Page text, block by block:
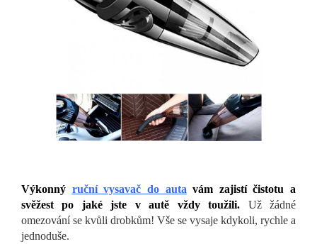
Výkonný ruční vysavač do auta vám zajistí čistotu a
svěžest po jaké jste v autě vždy toužili.
Už žádné
omezování se kvůli drobkům! Vše se vysaje kdykoli, rychle a
jednoduše.